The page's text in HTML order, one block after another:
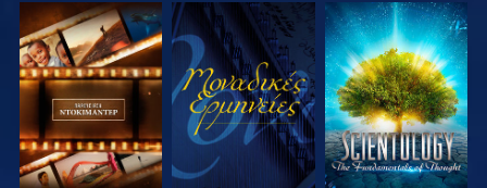
ΕΞΕΡΕΥΝΗΣΤΕ
ΤΗ ΣΕΙΡΑ
ΠΑΡΑΚΟΛΟΥΘΗΣΤΕ
ΕΞΕΡΕΥΝΗΣΤΕ
ΤΗ ΣΕΙΡΑ